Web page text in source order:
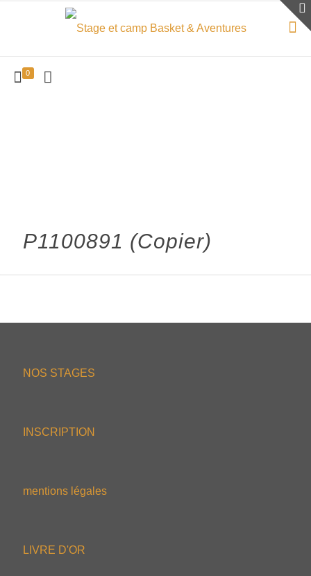
0
P1100891 (Copier)
NOS STAGES
INSCRIPTION
mentions légales
LIVRE D'OR